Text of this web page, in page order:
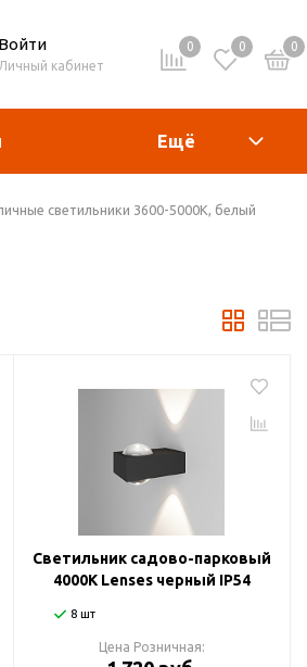
Войти
Личный кабинет
0 0 0
Ещё
светильники 3600-5000К, белый
Светильник садово-парковый
4000К Lenses черный IP54
8 шт
Цена Розничная: